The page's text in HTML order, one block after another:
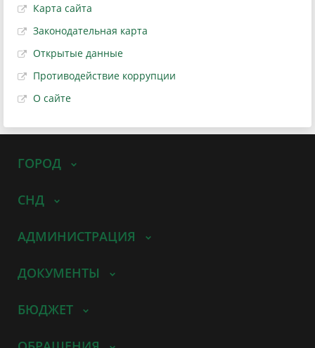
Карта сайта
Законодательная карта
Открытые данные
Противодействие коррупции
О сайте
ГОРОД
СНД
АДМИНИСТРАЦИЯ
ДОКУМЕНТЫ
БЮДЖЕТ